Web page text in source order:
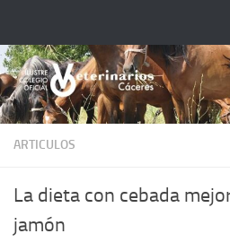
ARTICULOS
La dieta con cebada
jamón